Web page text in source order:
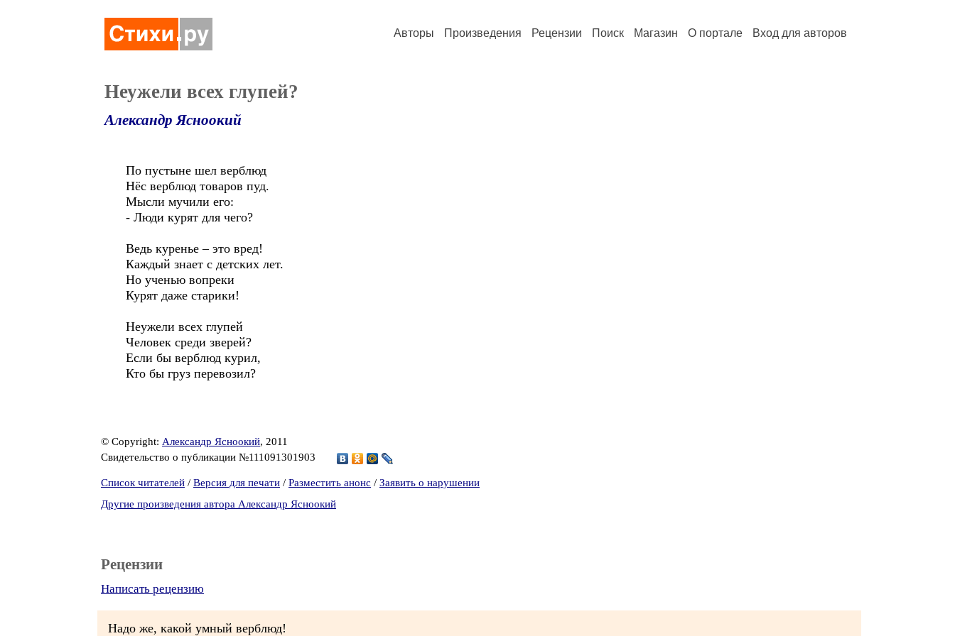
Авторы Произведения Рецензии Поиск Магазин О портале Вход для авторов
Неужели всех глупей?
Александр Ясноокий
По пустыне шел верблюд
Нёс верблюд товаров пуд.
Мысли мучили его:
- Люди курят для чего?
Ведь куренье – это вред!
Каждый знает с детских лет.
Но ученью вопреки
Курят даже старики!
Неужели всех глупей
Человек среди зверей?
Если бы верблюд курил,
Кто бы груз перевозил?
© Copyright: Александр Ясноокий, 2011
Свидетельство о публикации №111091301903
Список читателей / Версия для печати / Разместить анонс / Заявить о нарушении
Другие произведения автора Александр Ясноокий
Рецензии
Написать рецензию
Надо же, какой умный верблюд!